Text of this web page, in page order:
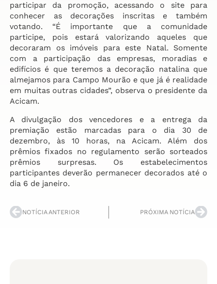
participar da promoção, acessando o site para
conhecer as decorações inscritas e também
votando. “É importante que a comunidade
participe, pois estará valorizando aqueles que
decoraram os imóveis para este Natal. Somente
com a participação das empresas, moradias e
edifícios é que teremos a decoração natalina que
almejamos para Campo Mourão e que já é realidade
em muitas outras cidades”, observa o presidente da
Acicam.
A divulgação dos vencedores e a entrega da
premiação estão marcadas para o dia 30 de
dezembro, às 10 horas, na Acicam. Além dos
prêmios fixados no regulamento serão sorteados
prêmios surpresas. Os estabelecimentos
participantes deverão permanecer decorados até o
dia 6 de janeiro.
NOTÍCIA ANTERIOR PRÓXIMA NOTÍCIA